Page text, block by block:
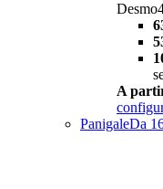
A
PanigaleDa